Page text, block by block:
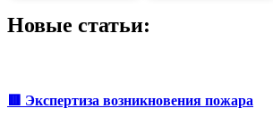
Новые статьи:
🟥 Экспертиза возникновения пожара